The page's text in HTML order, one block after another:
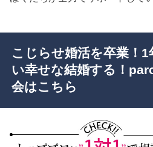
こじらせ婚活を卒業！1
い幸せな結婚する！
会はこちら